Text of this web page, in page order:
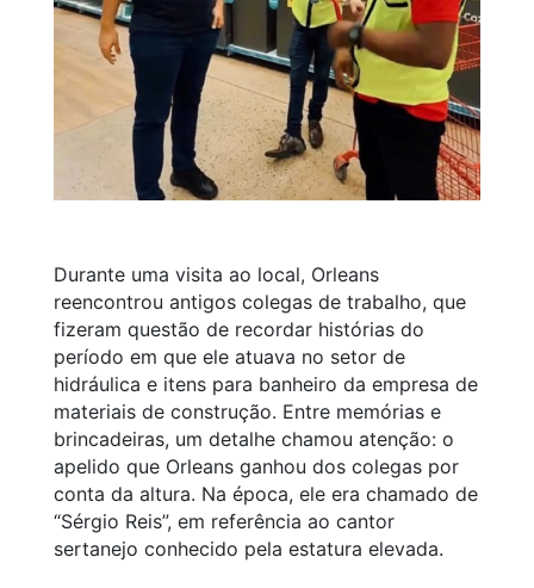
Durante uma visita ao local, Orleans
reencontrou antigos colegas de trabalho, que
fizeram questão de recordar histórias do
período em que ele atuava no setor de
hidráulica e itens para banheiro da empresa de
materiais de construção. Entre memórias e
brincadeiras, um detalhe chamou atenção: o
apelido que Orleans ganhou dos colegas por
conta da altura. Na época, ele era chamado de
“Sérgio Reis”, em referência ao cantor
sertanejo conhecido pela estatura elevada.